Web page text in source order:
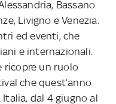
Bassano
Livigno e Venezia.
ed eventi, che
e internazionali.
ricopre un ruolo
che quest’anno
dal 4 giugno al